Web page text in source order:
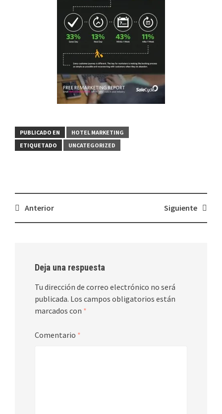
PUBLICADO EN
HOTEL MARKETING
ETIQUETADO
UNCATEGORIZED
Navegación
de
Anterior Siguiente
Deja una respuesta
Tu dirección de correo electrónico no será
publicada. Los campos obligatorios están
marcados con *
Comentario *